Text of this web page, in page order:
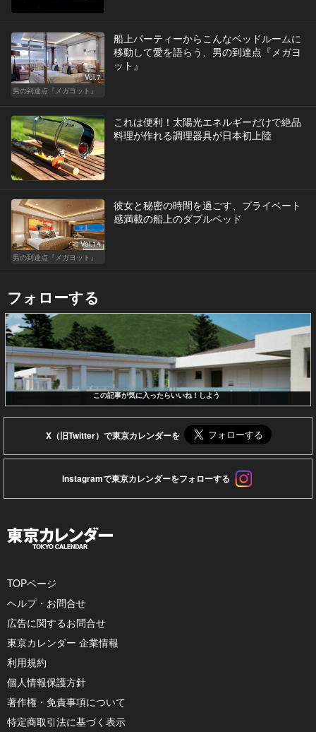
Vol.7
男の到達点『メガヨット』
船上パーティーからこんなベッドルームに
移動して愛を語らう、男の到達点『メガヨ
ット』
これは便利！太陽光エネルギーだけで絶品
料理が作れる調理器具が日本初上陸
Vol.14
男の到達点『メガヨット』
彼女と秘密の時間を過ごす、プライベート
感満載の船上のダブルベッド
フォローする
この記事が気に入ったらいいね！しよう
X（旧Twitter）で東京カレンダーを
Instagramで東京カレンダーをフォローする
TOPページ
ヘルプ・お問合せ
広告に関するお問合せ
東京カレンダー 企業情報
利用規約
個人情報保護方針
著作権・免責事項について
特定商取引法に基づく表示